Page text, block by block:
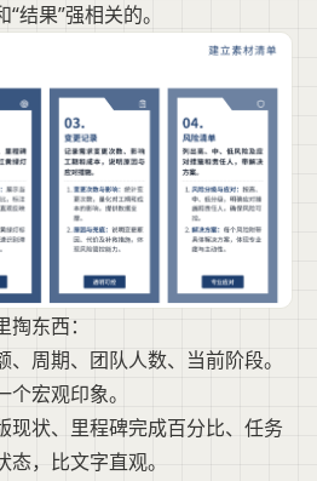
结果”强相关的。
东西：
、周期、团队人数、当前阶段。
宏观印象。
现状、里程碑完成百分比、任务
，比文字直观。